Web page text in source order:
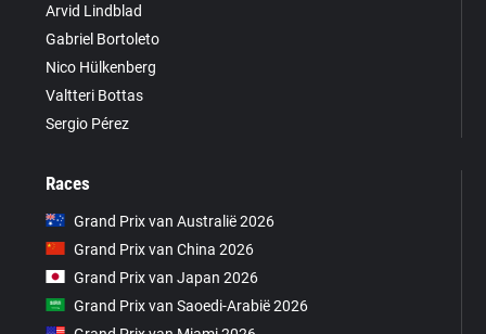
Arvid Lindblad
Gabriel Bortoleto
Nico Hülkenberg
Valtteri Bottas
Sergio Pérez
Races
Grand Prix van Australië 2026
Grand Prix van China 2026
Grand Prix van Japan 2026
Grand Prix van Saoedi-Arabië 2026